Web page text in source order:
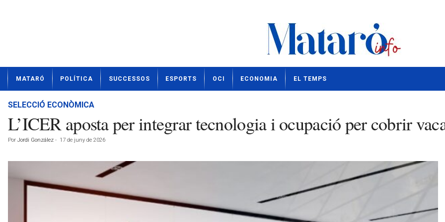
t
MATARÓ POLÍTICA SUCCESSOS ESPORTS OCI ECONOMIA EL TEMPS
SELECCIÓ ECONÒMICA
L’ICER aposta per integrar tecnologia i ocupació per cobrir
Por Jordi González - 17 de juny de 2026